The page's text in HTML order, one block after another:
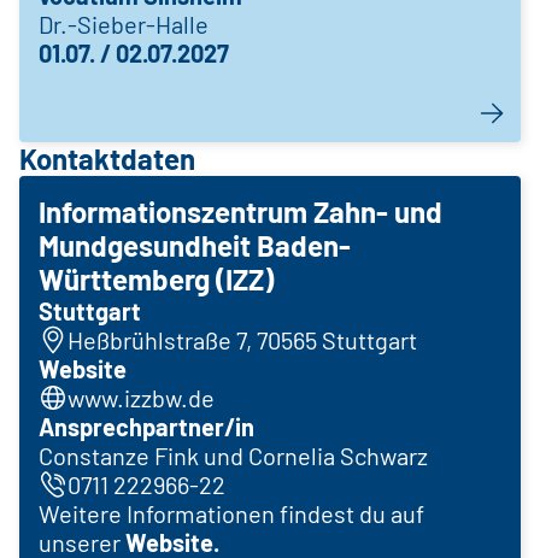
Dr.-Sieber-Halle
01.07. / 02.07.2027
Kontaktdaten
Informationszentrum Zahn- und
Mundgesundheit Baden-
Württemberg (IZZ)
Stuttgart
Heßbrühlstraße 7, 70565 Stuttgart
Website
www.izzbw.de
Ansprechpartner/in
Constanze Fink und Cornelia Schwarz
0711 222966-22
Weitere Informationen findest du auf
unsererWebsite.